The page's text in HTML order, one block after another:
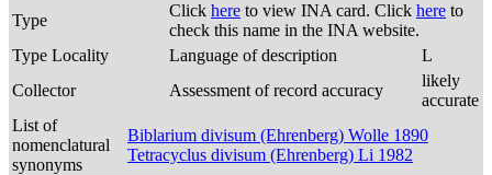
Type
Click here to view INA card. Click here to
check this name in the INA website.
Type Locality
Language of description
L
Collector
Assessment of record accuracy
likely
accurate
List of
nomenclatural
synonyms
Biblarium divisum (Ehrenberg) Wolle 1890
Tetracyclus divisum (Ehrenberg) Li 1982